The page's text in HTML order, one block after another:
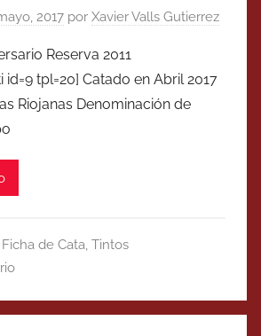
2017 por Xavier Valls Gutierrez
Reserva 2011
tpl=20] Catado en Abril 2017
Riojanas Denominación de
Ficha de Cata, Tintos